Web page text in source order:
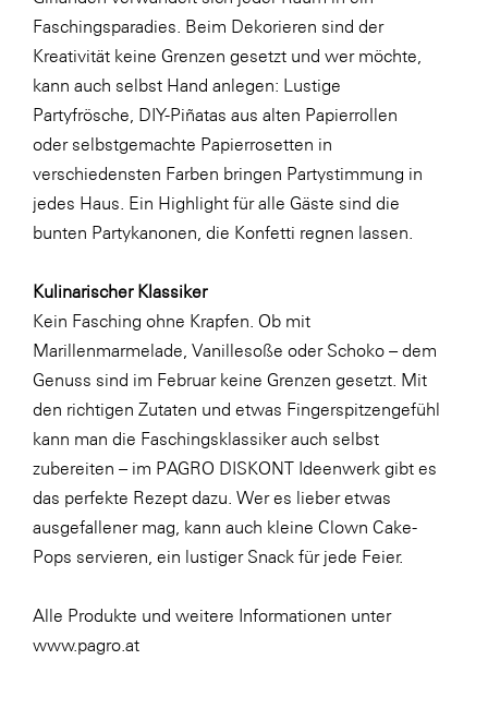
Faschingsparadies. Beim Dekorieren sind der
Kreativität keine Grenzen gesetzt und wer möchte,
kann auch selbst Hand anlegen: Lustige
Partyfrösche DIY-Piñatas aus alten Papierrollen
oder selbstgemachte Papierrosetten in
verschiedensten Farben bringen Partystimmung in
jedes Haus. Ein Highlight für alle Gäste sind die
bunten Partykanonen , die Konfetti regnen lassen.
Kulinarischer Klassiker
Kein Fasching ohne Krapfen. Ob mit
Marillenmarmelade, Vanillesoße oder Schoko – dem
Genuss sind im Februar keine Grenzen gesetzt. Mit
den richtigen Zutaten und etwas Fingerspitzengefühl
kann man die Faschingsklassiker auch selbst
zubereiten – im PAGRO DISKONT Ideenwerk gibt es
das perfekte Rezept dazu. Wer es lieber etwas
ausgefallener mag, kann auch kleine Clown Cake-
Pops servieren, ein lustiger Snack für jede Feier.
Alle Produkte und weitere Informationen unter
www.pagro.at